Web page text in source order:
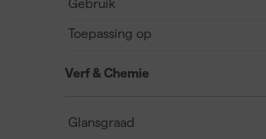
Gebruik
Toepassing op
Verf & Chemie
Glansgraad